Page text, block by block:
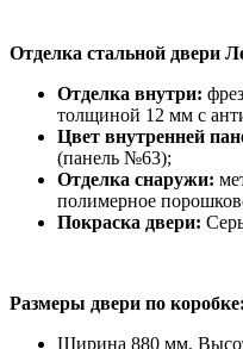
Отделка стальной двери
Отделка внутри:
толщиной 12 мм с
Цвет внутренней
(панель №63);
Отделка снаружи:
полимерное
Покраска двери:
Размеры двери по коробке:
Ширина 880 мм,